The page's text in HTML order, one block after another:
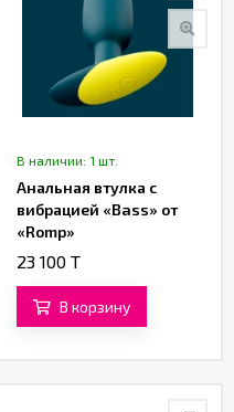
В наличии: 1 шт.
Анальная втулка с
вибрацией «Bass» от
«Romp»
23 100 T
В корзину